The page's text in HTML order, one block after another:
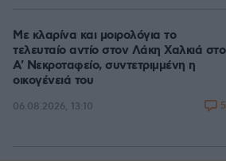
Με κλαρίνα και μοιρολόγια το
τελευταίο αντίο στον Λάκη Χαλκιά στο
A' Νεκροταφείο, συντετριμμένη η
οικογένειά του
06.08.2026, 13:10 5